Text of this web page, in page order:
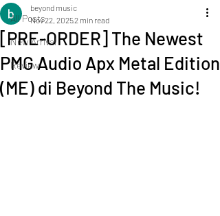
All Posts
New Arrival
Review
[PRE-ORDER] The Newest
PMG Audio Apx Metal Edition
(ME) di Beyond The Music!
beyond music
Nov 22, 20252 min read